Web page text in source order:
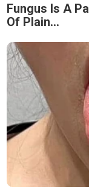
Fungus Is A
Of Plain...